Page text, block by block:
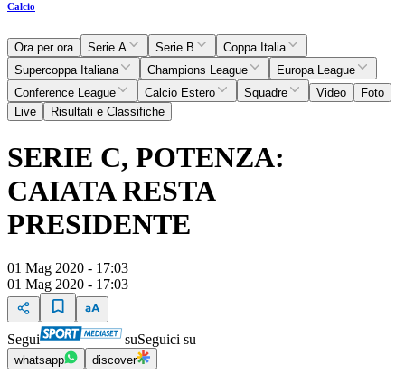
Calcio
Ora per ora Serie A Serie B
Coppa Italia
Supercoppa Italiana
Champions League
Europa League
Conference League
Calcio Estero Squadre Video
Foto
Live
Risultati e Classifiche
SERIE C, POTENZA:
CAIATA RESTA
PRESIDENTE
01 Mag 2020 - 17:03
01 Mag 2020 - 17:03
Segui suSeguici su
whatsapp discover